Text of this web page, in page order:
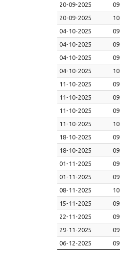
20-09-2025
20-09-2025
04-10-2025
04-10-2025
04-10-2025
04-10-2025
11-10-2025
11-10-2025
11-10-2025
11-10-2025
18-10-2025
18-10-2025
01-11-2025
01-11-2025
08-11-2025
15-11-2025
22-11-2025
29-11-2025
06-12-2025